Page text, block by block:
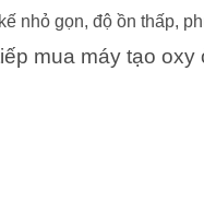
nhỏ gọn, độ ồn thấp,
mua máy tạo oxy